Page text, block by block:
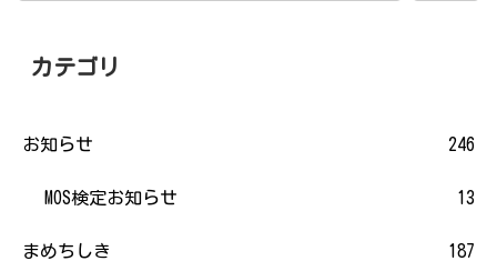
カテゴリ
お知らせ 246
MOS検定お知らせ 13
まめちしき 187